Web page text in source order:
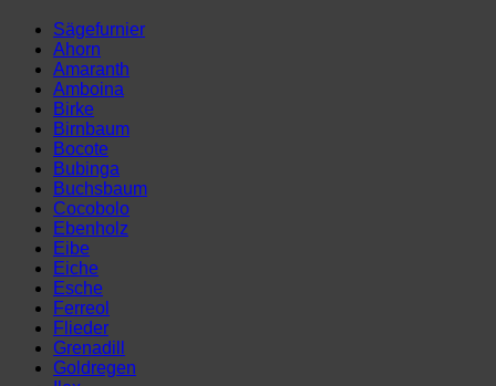
(148
x
35
cm)
Menge
Sägefurnier
Ahorn
Amaranth
Amboina
Birke
Birnbaum
Bocote
Bubinga
Buchsbaum
Cocobolo
Ebenholz
Eibe
Eiche
Esche
Ferreol
Flieder
Grenadill
Goldregen